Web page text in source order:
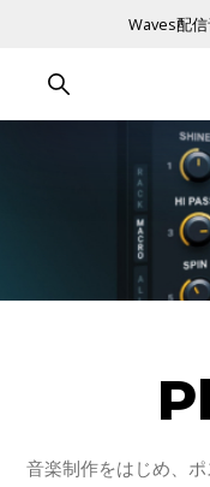
Waves配
音楽制作をはじめ、